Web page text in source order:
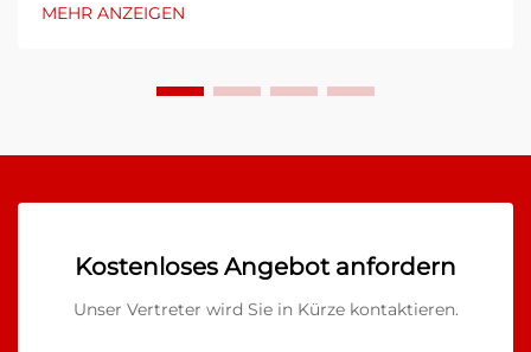
Instandhaltung von Infrastruktur konfrontiert sehen.
Kurzschlüssen, Isolationsausfällen und letztlich zum
MEHR ANZEIGEN
Kostenloses Angebot anfordern
Unser Vertreter wird Sie in Kürze kontaktieren.